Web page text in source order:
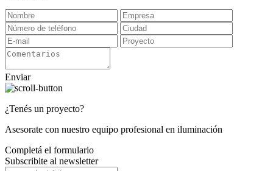
Enviar
¿Tenés un proyecto?
Asesorate con nuestro equipo profesional en iluminación
Completá el formulario
Subscribite al newsletter